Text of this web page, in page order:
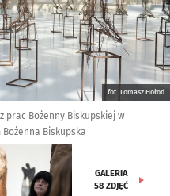
fot. Tomasz Hołod
prac Bożenny Biskupskiej w
Biskupska
GALERIA
58 ZDJĘĆ